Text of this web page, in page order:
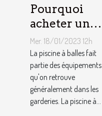
Pourquoi
acheter une
piscine à
balles à son
bébé ?
Mer. 18/01/2023 12h
La piscine à balles fait
partie des équipements
qu'on retrouve
généralement dans les
garderies. La piscine à...